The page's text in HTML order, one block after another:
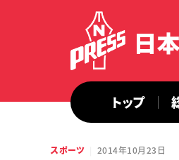
トップ
スポーツ 2014年10月23日